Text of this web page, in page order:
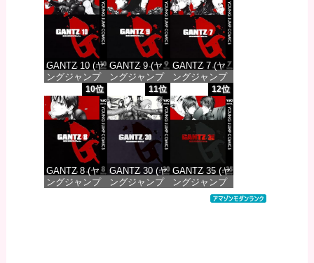
価格：¥100 価格：¥100 価格：¥100
GANTZ 10 (ヤ
ングジャンプ
コミックス
DIGITAL)
価格：¥100
GANTZ 9 (ヤ
ングジャンプ
コミックス
DIGITAL)
価格：¥100
GANTZ 7 (ヤ
ングジャンプ
コミックス
DIGITAL)
価格：¥100
10位
GANTZ 8 (ヤ
ングジャンプ
11位
GANTZ 30 (ヤ
ングジャンプ
12位
GANTZ 35 (ヤ
ングジャンプ
コミックス